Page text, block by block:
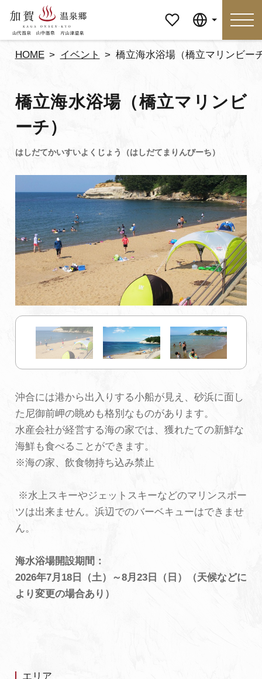
ージ
特集
見どころ 食べる
イベント
泊まる アクセス
マイページ
初めての加賀温泉郷
加賀に泊まって！北陸巡り♪
加賀 旅先納税
FAQ
パンフレットダウンロード
写真ダウンロード
プライバシーポリシー
HOME イベント 橋立海水浴場（橋立マリンビー
橋立海水浴場（橋立マリンビ
ーチ）
沖合には港から出入りする小船が見え、砂浜に面し
た尼御前岬の眺めも格別なものがあります。
水産会社が経営する海の家では、獲れたての新鮮な
海鮮も食べることができます。
※海の家、飲食物持ち込み禁止
※水上スキーやジェットスキーなどのマリンスポー
ツは出来ません。浜辺でのバーベキューはできませ
ん。
海水浴場開設期間：
2026年7月18日（土）～8月23日（日）（天候などに
より変更の場合あり）
エリア